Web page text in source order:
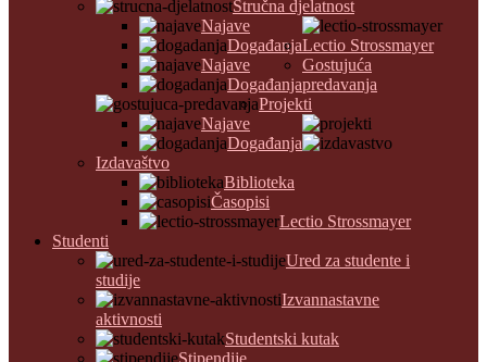
Stručna djelatnost
Najave
DogađanjaLectio Strossmayer
Najave
Događanja
Gostujuća
predavanja
Najave
Događanja
Projekti
Izdavaštvo
Biblioteka
Časopisi
Lectio Strossmayer
Studenti
Ured za studente i
studije
Izvannastavne
aktivnosti
Studentski kutak
Stipendije